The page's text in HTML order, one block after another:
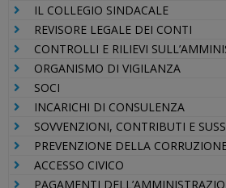
IL COLLEGIO SINDACALE
REVISORE LEGALE DEI CONTI
CONTROLLI E RILIEVI
ORGANISMO DI VIGILANZA
SOCI
INCARICHI DI CONSULENZA
SOVVENZIONI, CONTRIBUTI E
PREVENZIONE DELLA
ACCESSO CIVICO
PAGAMENTI